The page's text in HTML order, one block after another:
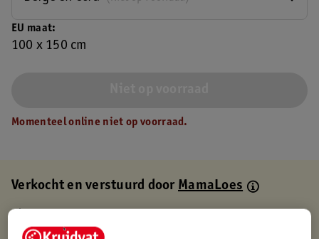
EU maat
100 x 150 cm
Momenteel online niet op voorraad.
Verkocht en verstuurd doorMamaLoes
Gratis thuisbezorgd